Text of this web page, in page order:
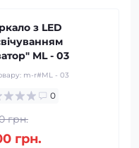
з LED
ML - 03
m-r#ML - 03
0
грн.
грн.